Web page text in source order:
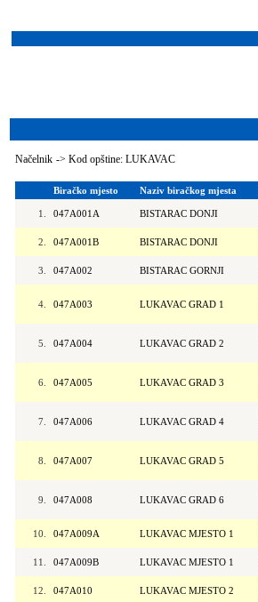
Načelnik -> Kod opštine: LUKAVAC
Biračko mjesto Naziv biračkog mjesta
1. 047A001A BISTARAC DONJI
2. 047A001B BISTARAC DONJI
3. 047A002 BISTARAC GORNJI
4. 047A003 LUKAVAC GRAD 1
5. 047A004 LUKAVAC GRAD 2
6. 047A005 LUKAVAC GRAD 3
7. 047A006 LUKAVAC GRAD 4
8. 047A007 LUKAVAC GRAD 5
9. 047A008 LUKAVAC GRAD 6
10. 047A009A LUKAVAC MJESTO 1
11. 047A009B LUKAVAC MJESTO 1
12. 047A010 LUKAVAC MJESTO 2